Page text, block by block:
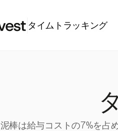
タイムトラッキング
棒は給与コストの7%を占